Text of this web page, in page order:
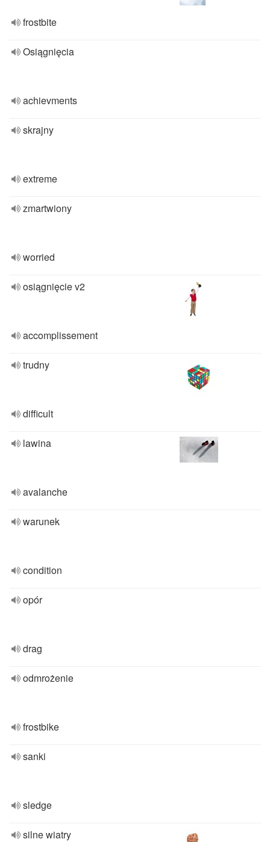
frostbite
Osiągnięcia
achievments
skrajny
extreme
zmartwiony
worried
osiągnięcie v2
accomplissement
trudny
difficult
lawina
avalanche
warunek
condition
opór
drag
odmrożenie
frostbike
sanki
sledge
silne wiatry